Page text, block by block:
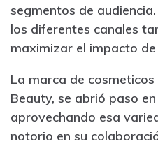
segmentos de
los diferentes canales
maximizar el impacto
La marca de cosmeticos
Beauty, se abrió paso
aprovechando esa
notorio en su